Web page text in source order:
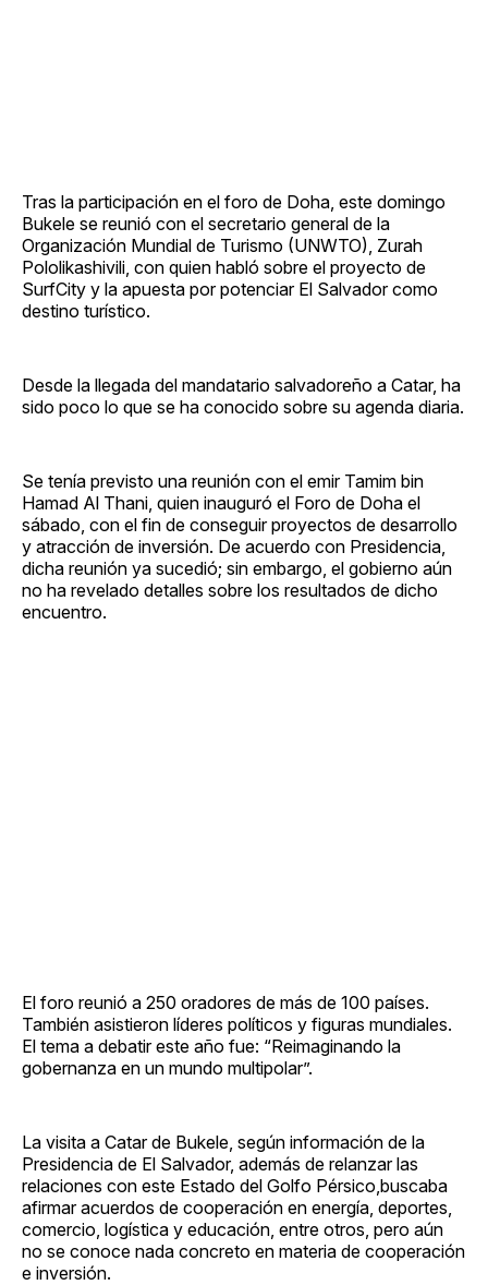
Tras la participación en el foro de Doha, este domingo
Bukele se reunió con el secretario general de la
Organización Mundial de Turismo (UNWTO), Zurah
Pololikashivili, con quien habló sobre el proyecto de
SurfCity y la apuesta por potenciar El Salvador como
destino turístico.
Desde la llegada del mandatario salvadoreño a Catar, ha
sido poco lo que se ha conocido sobre su agenda diaria.
Se tenía previsto una reunión con el emir Tamim bin
Hamad Al Thani, quien inauguró el Foro de Doha el
sábado, con el fin de conseguir proyectos de desarrollo
y atracción de inversión. De acuerdo con Presidencia,
dicha reunión ya sucedió; sin embargo, el gobierno aún
no ha revelado detalles sobre los resultados de dicho
encuentro.
El foro reunió a 250 oradores de más de 100 países.
También asistieron líderes políticos y figuras mundiales.
El tema a debatir este año fue: “Reimaginando la
gobernanza en un mundo multipolar”.
La visita a Catar de Bukele, según información de la
Presidencia de El Salvador, además de relanzar las
relaciones con este Estado del Golfo Pérsico,buscaba
afirmar acuerdos de cooperación en energía, deportes,
comercio, logística y educación, entre otros, pero aún
no se conoce nada concreto en materia de cooperación
e inversión.